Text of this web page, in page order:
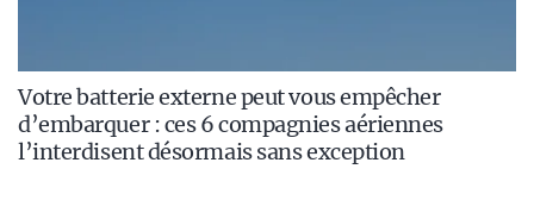
Votre batterie externe peut vous empêcher
d’embarquer : ces 6 compagnies aériennes
l’interdisent désormais sans exception